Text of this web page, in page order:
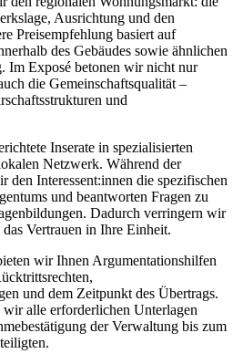
Ausrichtung und den
Preisempfehlung basiert auf
des Gebäudes sowie ähnlichen
Im Exposé betonen wir nicht nur
die Gemeinschaftsqualität –
und
Inserate in spezialisierten
Netzwerk. Während der
den Interessent:innen die spezifischen
und beantworten Fragen zu
Dadurch verringern wir
Vertrauen in Ihre Einheit.
wir Ihnen Argumentationshilfen
und dem Zeitpunkt des Übertrags.
alle erforderlichen Unterlagen
der Verwaltung bis zum